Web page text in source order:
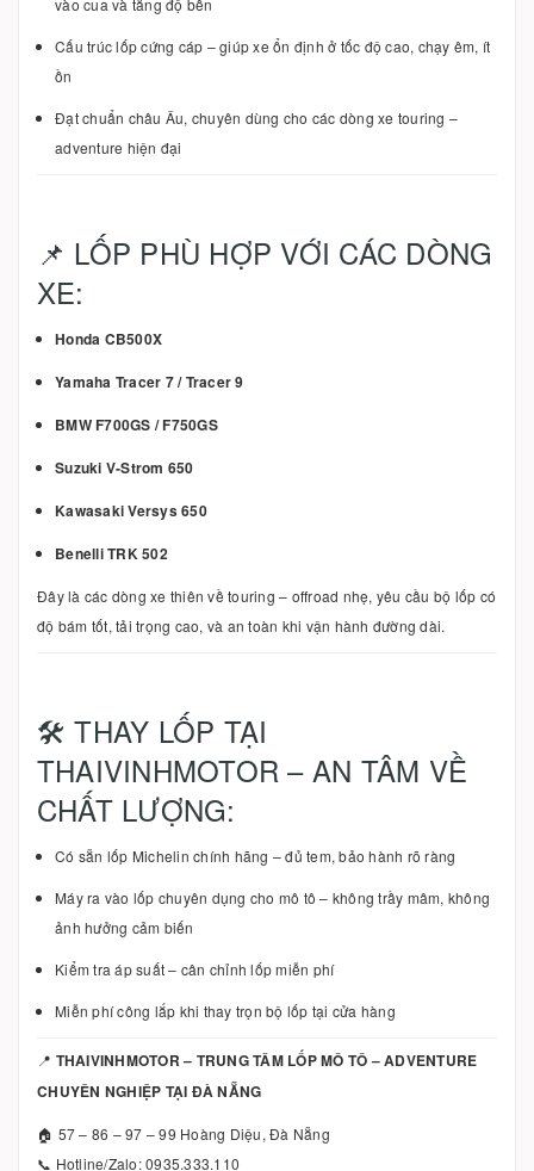
Cấu trúc lốp cứng cáp – giúp xe ổn định ở tốc độ cao, chạy êm, ít
ồn
Đạt chuẩn châu Âu, chuyên dùng cho các dòng xe touring –
adventure hiện đại
📌 LỐP PHÙ HỢP VỚI CÁC DÒNG
XE:
Honda CB500X
Yamaha Tracer 7 / Tracer 9
BMW F700GS / F750GS
Suzuki V-Strom 650
Kawasaki Versys 650
Benelli TRK 502
Đây là các dòng xe thiên về touring – offroad nhẹ, yêu cầu bộ lốp có
độ bám tốt, tải trọng cao, và an toàn khi vận hành đường dài.
🛠 THAY LỐP TẠI
THAIVINHMOTOR – AN TÂM VỀ
CHẤT LƯỢNG:
Có sẵn lốp Michelin chính hãng – đủ tem, bảo hành rõ ràng
Máy ra vào lốp chuyên dụng cho mô tô – không trầy mâm, không
ảnh hưởng cảm biến
Kiểm tra áp suất – cân chỉnh lốp miễn phí
Miễn phí công lắp khi thay trọn bộ lốp tại cửa hàng
📍 THAIVINHMOTOR – TRUNG TÂM LỐP MÔ TÔ – ADVENTURE
CHUYÊN NGHIỆP TẠI ĐÀ NẴNG
🏠 57 – 86 – 97 – 99 Hoàng Diệu, Đà Nẵng
📞 Hotline/Zalo: 0935.333.110